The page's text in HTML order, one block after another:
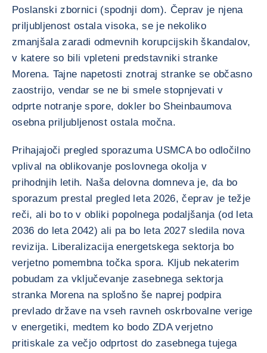
Poslanski zbornici (spodnji dom). Čeprav je njena
priljubljenost ostala visoka, se je nekoliko
zmanjšala zaradi odmevnih korupcijskih škandalov,
v katere so bili vpleteni predstavniki stranke
Morena. Tajne napetosti znotraj stranke se občasno
zaostrijo, vendar se ne bi smele stopnjevati v
odprte notranje spore, dokler bo Sheinbaumova
osebna priljubljenost ostala močna.
Prihajajoči pregled sporazuma USMCA bo odločilno
vplival na oblikovanje poslovnega okolja v
prihodnjih letih. Naša delovna domneva je, da bo
sporazum prestal pregled leta 2026, čeprav je težje
reči, ali bo to v obliki popolnega podaljšanja (od leta
2036 do leta 2042) ali pa bo leta 2027 sledila nova
revizija. Liberalizacija energetskega sektorja bo
verjetno pomembna točka spora. Kljub nekaterim
pobudam za vključevanje zasebnega sektorja
stranka Morena na splošno še naprej podpira
prevlado države na vseh ravneh oskrbovalne verige
v energetiki, medtem ko bodo ZDA verjetno
pritiskale za večjo odprtost do zasebnega tujega